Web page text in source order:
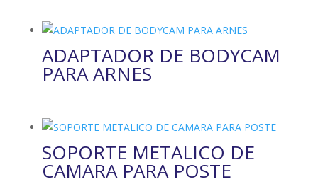
ADAPTADOR DE BODYCAM
PARA ARNES
SOPORTE METALICO DE
CAMARA PARA POSTE